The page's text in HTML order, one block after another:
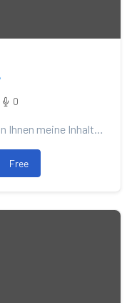
0
Wilkommen auf meiner Seite. Wenn Ihnen meine Inhalte gefallen, unterstützen Sie sie mit Ihrer Spende...
Free